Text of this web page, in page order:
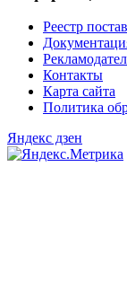
Реестр
Контакты
Карта сайта
Политика
Яндекс дзен